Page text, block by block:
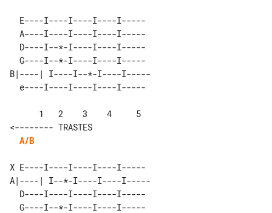
B|----| I----I--*-I----I-----
A/B
X E----I----I----I----I-----
A|----| I--*-I----I----I-----